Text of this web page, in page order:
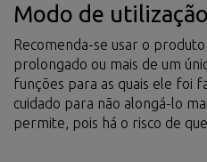
Modo de utilização
Recomenda-se usar o
prolongado ou mais de um
funções para as quais ele foi
cuidado para não alongá-lo
permite, pois há o risco de